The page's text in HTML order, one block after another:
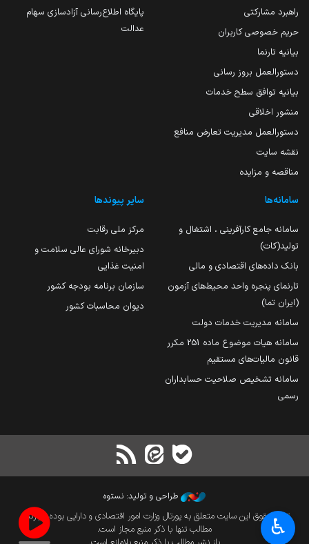
راهبرد مشارکتی
حریم خصوصی کاربران
بیانیه تارنما
دستورالعمل بروز رسانی
بیانیه توافق سطح خدمات
منشور اخلاقی
دستورالعمل مدیریت تعارض منافع
نقشه سایت
مناقصه و مزایده
پایگاه اطلاع‌رسانی آزادسازی سهام
عدالت
سامانه‌ها
سامانه جامع کارآفرینی ، اشتغال و
تولید(کات)
بانک داده‌های اقتصادی و مالی
تارنمای پنجره واحد محیط‌های آزمون
(ایران تما)
سامانه مدیریت خدمات دولت
سامانه هیات موضوع ماده 251 مکرر
قانون مالیات‌های مستقیم
سامانه تشخیص صلاحیت حسابداران
رسمی
سایر پیوندها
مرکز ملی رقابت
دبیرخانه شورای عالی سلامت و
امنیت غذایی
سازمان برنامه بودجه کشور
دیوان محاسبات کشور
طراحی و تولید: نستوه
تمام حقوق این سایت متعلق به پورتال وزارت امور اقتصادی و دارایی بوده و بازنشر
مطالب تنها با ذکر منبع مجاز است.
♿︎